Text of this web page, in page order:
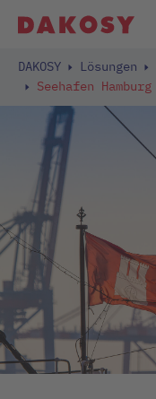
DAKOSY Lösungen
Seehafen Hamburg